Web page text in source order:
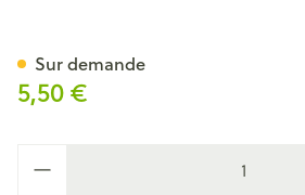
5,50 €
Sur demande